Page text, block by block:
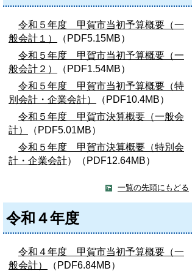
令和５年度 甲賀市当初予算概要（一
般会計１）
（PDF5.15MB）
令和５年度 甲賀市当初予算概要（一
般会計２）
（PDF1.54MB）
令和５年度 甲賀市当初予算概要（特
別会計・企業会計）
（PDF10.4MB）
令和５年度 甲賀市決算概要（一般会
計）
（PDF5.01MB）
令和５年度 甲賀市決算概要（特別会
計・企業会計）（PDF12.64MB）
一覧の先頭にもどる
令和４年度
令和４年度 甲賀市当初予算概要（一
般会計）
（PDF6.84MB）